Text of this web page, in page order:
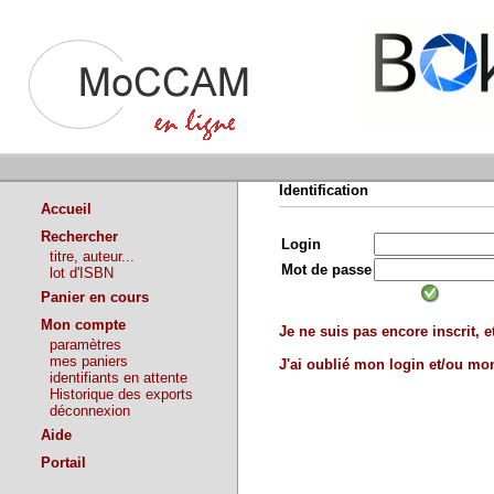
Accueil
Rechercher
titre, auteur...
lot d'ISBN
Panier en cours
Mon compte
paramètres
mes paniers
identifiants en attente
Historique des exports
déconnexion
Aide
Portail
Identification
Login
Mot de passe
Je ne suis pas encore inscrit,
J'ai oublié mon login et/ou